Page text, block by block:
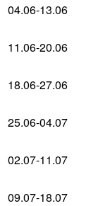
04.06-13.06
11.06-20.06
18.06-27.06
25.06-04.07
02.07-11.07
09.07-18.07